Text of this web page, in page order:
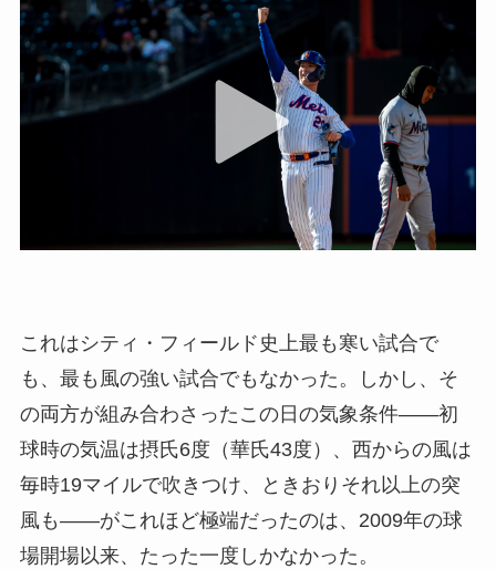
これはシティ・フィールド史上最も寒い試合で
も、最も風の強い試合でもなかった。しかし、そ
の両方が組み合わさったこの日の気象条件――初
球時の気温は摂氏6度（華氏43度）、西からの風は
毎時19マイルで吹きつけ、ときおりそれ以上の突
風も――がこれほど極端だったのは、2009年の球
場開場以来、たった一度しかなかった。